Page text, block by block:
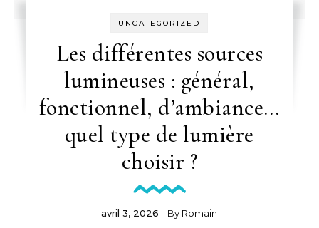
UNCATEGORIZED
Les différentes sources
lumineuses : général,
fonctionnel, d’ambiance…
quel type de lumière
choisir ?
avril 3, 2026 - By Romain